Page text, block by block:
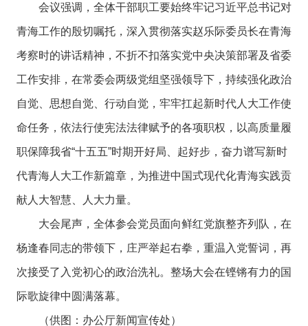
会议强调，全体干部职工要始终牢记习近平总书记对
青海工作的殷切嘱托，深入贯彻落实赵乐际委员长在青海
考察时的讲话精神，不折不扣落实党中央决策部署及省委
工作安排，在常委会两级党组坚强领导下，持续强化政治
自觉、思想自觉、行动自觉，牢牢扛起新时代人大工作使
命任务，依法行使宪法法律赋予的各项职权，以高质量履
职保障我省“十五五”时期开好局、起好步，奋力谱写新时
代青海人大工作新篇章，为推进中国式现代化青海实践贡
献人大智慧、人大力量。
大会尾声，全体参会党员面向鲜红党旗整齐列队，在
杨逢春同志的带领下，庄严举起右拳，重温入党誓词，再
次接受了入党初心的政治洗礼。整场大会在铿锵有力的国
际歌旋律中圆满落幕。
（供图：办公厅新闻宣传处）